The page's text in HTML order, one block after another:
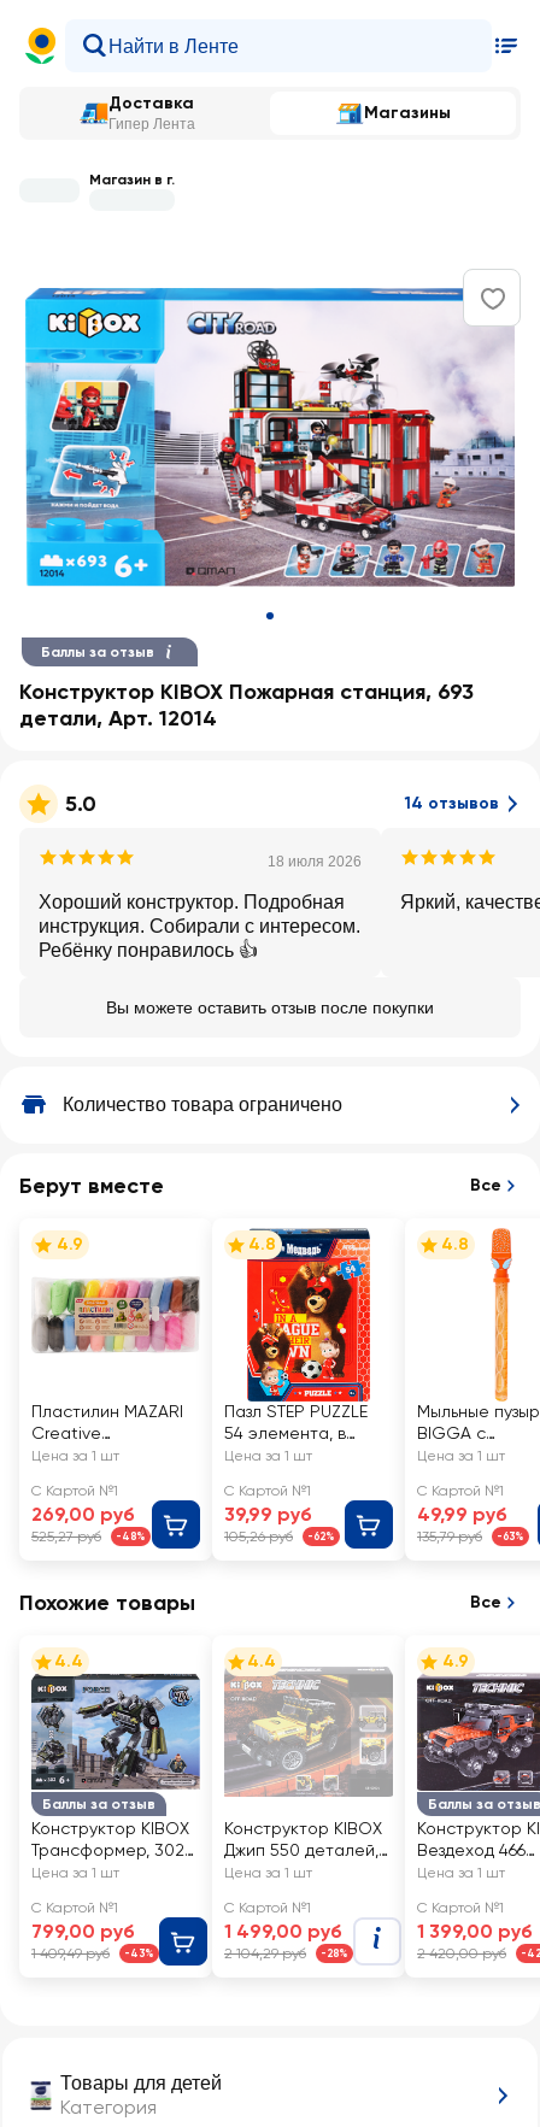
Доставка
Гипер Лента
Магазины
Магазин в г.
Баллы за отзыв
Конструктор KIBOX Пожарная станция, 693
детали, Арт. 12014
5.0 14 отзывов
18 июля 2026
Хороший конструктор. Подробная
инструкция. Собирали с интересом.
Ребёнку понравилось 👍
Яркий,
Вы можете оставить отзыв после покупки
Количество товара ограничено
Товары для детей
Категория
Берут вместе Все
4.9
Пластилин MAZARI
Creative
суперлегкий, 24
24
Цена за 1 шт
С Картой №1
269,00 руб
525,27 руб -48%
4.8
Пазл STEP PUZZLE
54 элемента, в
ассортименте
Цена за 1 шт
С Картой №1
39,99 руб
105,26 руб -62%
4.8
Мыльные
BIGGA c
фигурками,
Цена за 1 шт
С Картой №1
49,99 руб
135,79 руб -63%
Похожие товары Все
Баллы за отзыв
4.4
Конструктор KIBOX
Трансформер, 302
детали, Арт. 3307
Цена за 1 шт
С Картой №1
799,00 руб
1 409,49 руб -43%
4.4
Конструктор KIBOX
Джип 550 деталей,
Арт. XB-03024
Цена за 1 шт
С Картой №1
1 499,00 руб
2 104,29 руб -28%
Баллы за отзыв
4.9
Конструктор
Вездеход 466
деталей, Арт.
Цена за 1 шт
С Картой №1
1 399,00 руб
2 420,00 руб -